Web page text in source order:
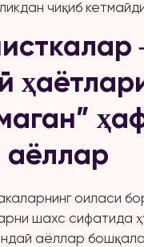
чиқиб
аёллар
оиласи
шахс сифатида
аёллар